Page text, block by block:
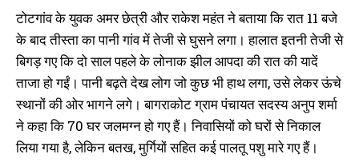
टोटगांव के युवक अमर छेत्री और राकेश महंत ने बताया कि रात 11 बजे
के बाद तीस्ता का पानी गांव में तेजी से घुसने लगा। हालात इतनी तेजी से
बिगड़ गए कि दो साल पहले के लोनाक झील आपदा की रात की यादें
ताजा हो गईं। पानी बढ़ते देख लोग जो कुछ भी हाथ लगा, उसे लेकर ऊंचे
स्थानों की ओर भागने लगे। बागराकोट ग्राम पंचायत सदस्य अनुप शर्मा
ने कहा कि 70 घर जलमग्न हो गए हैं। निवासियों को घरों से निकाल
लिया गया है, लेकिन बतख, मुर्गियों सहित कई पालतू पशु मारे गए हैं।